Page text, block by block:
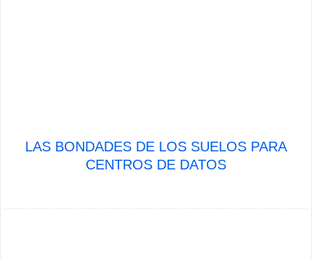
LAS BONDADES DE LOS SUELOS PARA
CENTROS DE DATOS